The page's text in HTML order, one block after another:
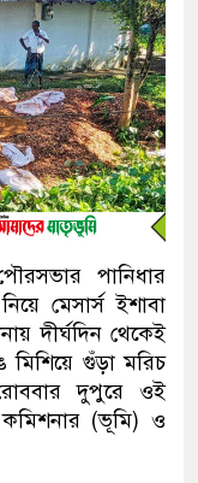
পানিধার
মেসার্স ইশাবা
দীর্ঘদিন থেকেই
গুঁড়া মরিচ
দুপুরে ওই
কমিশনার (ভূমি) ও